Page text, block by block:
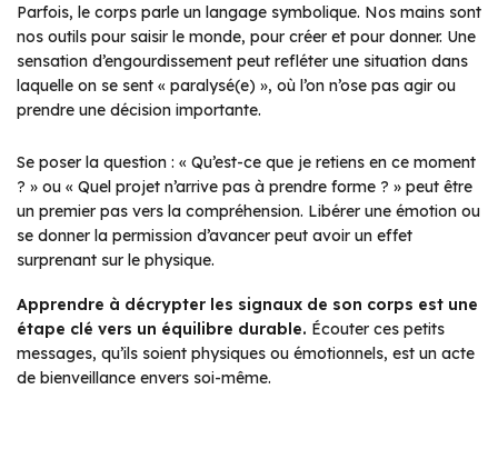
Parfois, le corps parle un langage symbolique. Nos mains sont
nos outils pour saisir le monde, pour créer et pour donner. Une
sensation d’engourdissement peut refléter une situation dans
laquelle on se sent « paralysé(e) », où l’on n’ose pas agir ou
prendre une décision importante.
Se poser la question : « Qu’est-ce que je retiens en ce moment
? » ou « Quel projet n’arrive pas à prendre forme ? » peut être
un premier pas vers la compréhension. Libérer une émotion ou
se donner la permission d’avancer peut avoir un effet
surprenant sur le physique.
Apprendre à décrypter les signaux de son corps est une
étape clé vers un équilibre durable. Écouter ces petits
messages, qu’ils soient physiques ou émotionnels, est un acte
de bienveillance envers soi-même.